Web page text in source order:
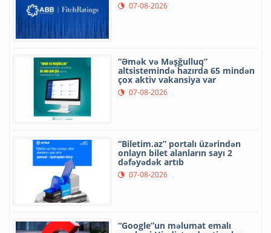
07-08-2026
“Əmək və Məşğulluq”
altsistemində hazırda 65 mindən
çox aktiv vakansiya var
07-08-2026
“Biletim.az” portalı üzərindən
onlayn bilet alanların sayı 2
dəfəyədək artıb
07-08-2026
“Google”un məlumat emalı